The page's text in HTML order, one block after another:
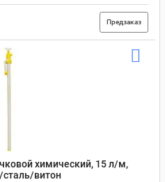
Предзаказ
химический, 15 л/м,
сталь/витон